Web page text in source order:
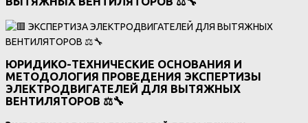
ЮРИДИКО-ТЕХНИЧЕСКИЕ ОСНОВАНИЯ И
МЕТОДОЛОГИЯ ПРОВЕДЕНИЯ ЭКСПЕРТИЗЫ
ЭЛЕКТРОДВИГАТЕЛЕЙ ДЛЯ ВЫТЯЖНЫХ
ВЕНТИЛЯТОРОВ ⚖️🔧